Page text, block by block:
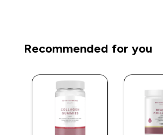
Recommended for you